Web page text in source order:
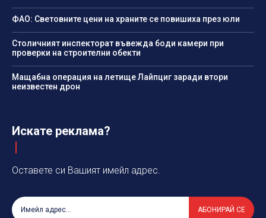
ФАО: Световните цени на храните се повишиха през юли
Столичният инспекторат въвежда боди камери при
проверки на строителни обекти
Мащабна операция на летище Лайпциг заради втори
неизвестен дрон
Искате реклама?
Оставете си Вашият имейл адрес.
АБОНИРАЙ СЕ